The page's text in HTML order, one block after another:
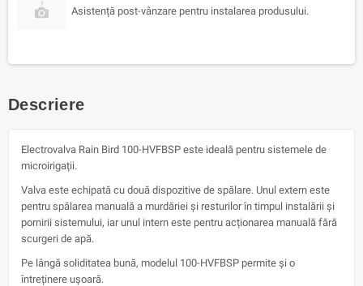
Asistență post-vânzare pentru instalarea produsului.
Descriere
Electrovalva Rain Bird 100-HVFBSP este ideală pentru sistemele de
microirigații.
Valva este echipată cu două dispozitive de spălare. Unul extern este
pentru spălarea manuală a murdăriei și resturilor în timpul instalării și
pornirii sistemului, iar unul intern este pentru acționarea manuală fără
scurgeri de apă.
Pe lângă soliditatea bună, modelul 100-HVFBSP permite și o
întreținere ușoară.